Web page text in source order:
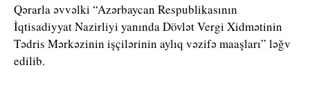
Qərarla əvvəlki “Azərbaycan Respublikasının
İqtisadiyyat Nazirliyi yanında Dövlət Vergi Xidmətinin
Tədris Mərkəzinin işçilərinin aylıq vəzifə maaşları” ləğv
edilib.